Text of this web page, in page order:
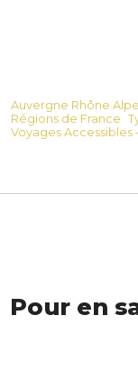
Auvergne Rhône
Régions de France
Voyages Accessibles
Pour en